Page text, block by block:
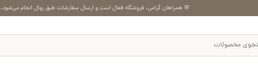
🌸 همراهان گرامی، فروشگاه فعال است و ارسال سفارشات طبق روال انجام می‌شود.